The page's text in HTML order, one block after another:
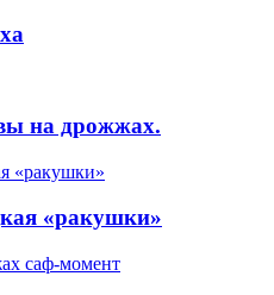
на дрожжах.
«ракушки»